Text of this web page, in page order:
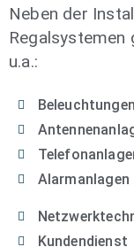
Neben der
u.a.:
Beleuchtungen
Alarmanlagen
Kundendienst